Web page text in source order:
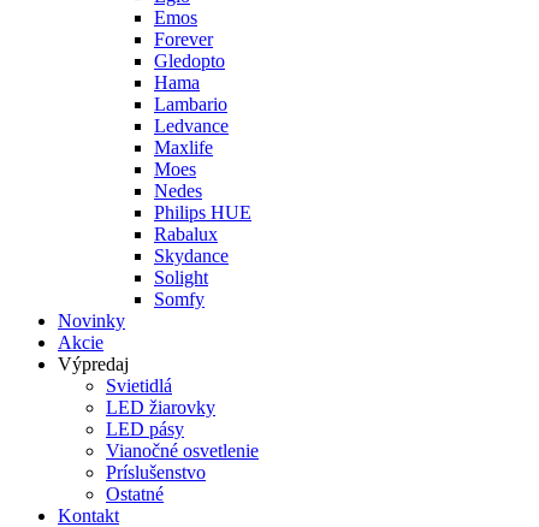
Emos
Forever
Gledopto
Hama
Lambario
Ledvance
Maxlife
Moes
Nedes
Philips HUE
Rabalux
Skydance
Solight
Somfy
Novinky
Akcie
Výpredaj
Svietidlá
LED žiarovky
LED pásy
Vianočné osvetlenie
Príslušenstvo
Ostatné
Kontakt